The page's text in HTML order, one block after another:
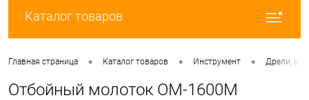
Каталог товаров
Главная страница • Каталог товаров • Инструмент • Дрели,
Отбойный молоток ОМ-1600М